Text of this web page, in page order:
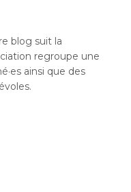
blog suit la
regroupe une
ainsi que des